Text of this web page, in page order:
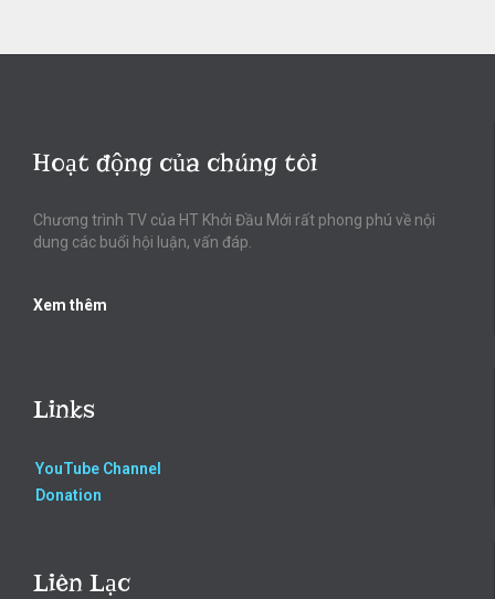
Hoạt động của chúng tôi
Chương trình TV của HT Khởi Đầu Mới rất phong phú về nội
dung các buổi hội luận, vấn đáp.
Xem thêm
Links
YouTube Channel
Donation
Liên Lạc